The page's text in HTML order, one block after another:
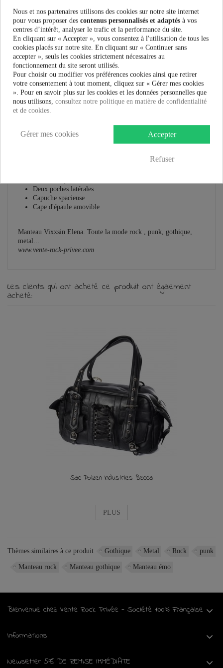
Plus que100,00 € et la livraison est offerte !
Guide des tailles
En savoir plus
Marque
Deux poches latérales
Capuche spacieuse
Cape d'épaule amovible
Manteau Vixxsin Elena. Toute la mode rock , punk, gothique,
metal...
www.vente-rock-privee.com
Les clients qui ont acheté ce produit ont également
acheté:
Sac Poizen Industries Becca
PLUS
Thèmes similaires à ce produit Gothique Metal Rock punk
Manteau rock Manteau gothique Manteau émo
Bienvenue chez Vente Rock Privée - Société 100% Française
Informations
Newsletter 5€ DE REMISE IMMÉDIATE
Nous et nos partenaires utilisons des cookies sur notre site internet
pour vous proposer des contenus personnalisés et adaptés à vos
centres d’intérêt, analyser le trafic et la performance du site.
En cliquant sur « Accepter », vous consentez à l'utilisation de tous les
cookies placés sur notre site. En cliquant sur « Continuer sans
accepter », seuls les cookies strictement nécessaires au
fonctionnement du site seront utilisés.
Pour choisir ou modifier vos préférences cookies ainsi que retirer
votre consentement à tout moment, cliquez sur « Gérer mes cookies
». Pour en savoir plus sur les cookies et les données personnelles que
nous utilisons, consultez notre politique en matière de confidentialité
et de cookies.
Accepter
Refuser
Gérer mes cookies